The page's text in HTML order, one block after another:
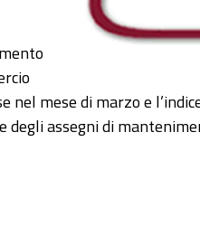
mese di marzo e
assegni di